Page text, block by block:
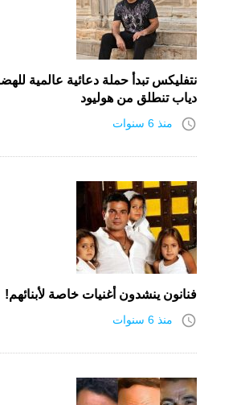
نتفليكس تبدأ حملة دعائية عالمية
دياب تنطلق من هوليود
access_time منذ 6 سنوات
فنانون ينشدون أغنيات خاصة لأبنائهم!
access_time منذ 6 سنوات